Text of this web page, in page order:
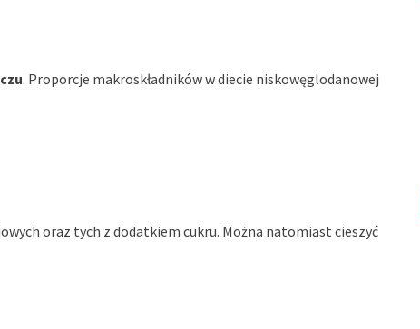
. Proporcje makroskładników w diecie niskowęglodanowej
oraz tych z dodatkiem cukru. Można natomiast cieszyć